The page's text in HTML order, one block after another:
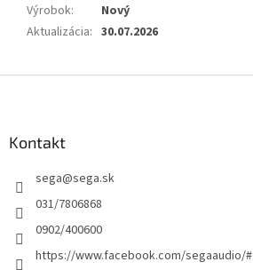
Výrobok:
Nový
Aktualizácia: 30.07.2026
Kontakt
sega@sega.sk
031/7806868
0902/400600
https://www.facebook.com/segaaudio/#